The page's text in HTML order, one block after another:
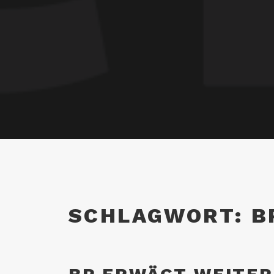
SCHLAGWORT: